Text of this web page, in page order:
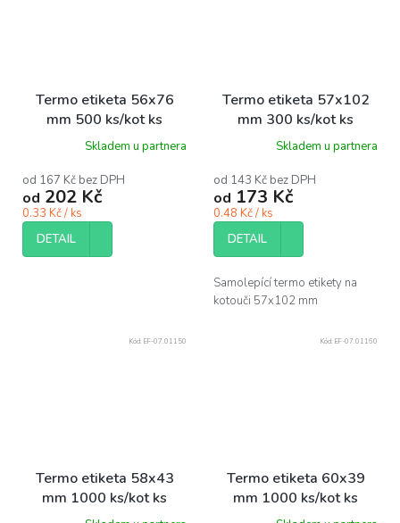
Termo etiketa 56x76
mm 500 ks/kot ks
Skladem u partnera
od 167 Kč bez DPH
od 202 Kč
0.33 Kč / ks
DETAIL
Termo etiketa 57x102
mm 300 ks/kot ks
Skladem u partnera
od 143 Kč bez DPH
od 173 Kč
0.48 Kč / ks
DETAIL
Samolepící termo etikety na
kotouči 57x102 mm
Termo etiketa 58x43
mm 1000 ks/kot ks
Kód: EF-07.01150
Termo etiketa 60x39
mm 1000 ks/kot ks
Kód: EF-07.01160